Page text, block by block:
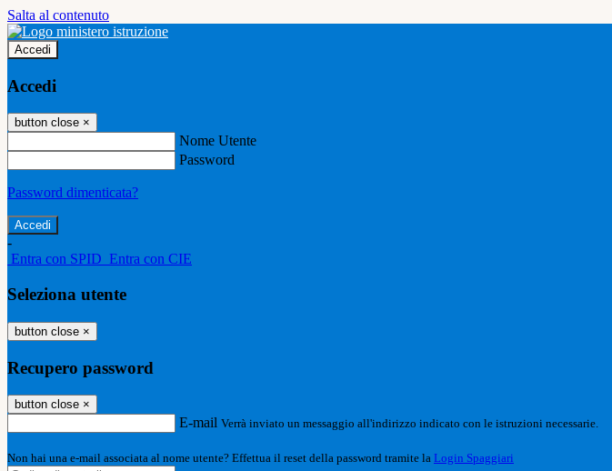
Salta al contenuto
Accedi
Accedi
button close ×
Nome Utente
Password
Password dimenticata?
-
Entra con SPID Entra con CIE
Seleziona utente
button close ×
Recupero password
button close ×
E-mail Verrà inviato un messaggio all'indirizzo indicato con le istruzioni necessarie.
Non hai una e-mail associata al nome utente? Effettua il reset della password tramite la Login Spaggiari